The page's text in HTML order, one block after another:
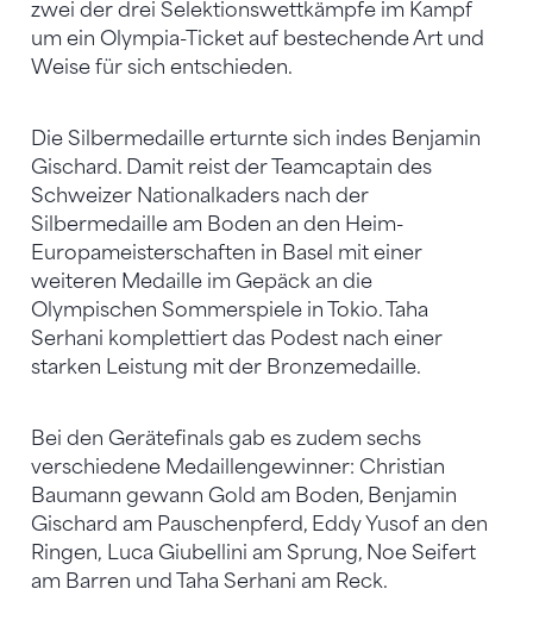
zwei der drei Selektionswettkämpfe im Kampf
um ein Olympia-Ticket auf bestechende Art und
Weise für sich entschieden.
Die Silbermedaille erturnte sich indes Benjamin
Gischard. Damit reist der Teamcaptain des
Schweizer Nationalkaders nach der
Silbermedaille am Boden an den Heim-
Europameisterschaften in Basel mit einer
weiteren Medaille im Gepäck an die
Olympischen Sommerspiele in Tokio. Taha
Serhani komplettiert das Podest nach einer
starken Leistung mit der Bronzemedaille.
Bei den Gerätefinals gab es zudem sechs
verschiedene Medaillengewinner: Christian
Baumann gewann Gold am Boden, Benjamin
Gischard am Pauschenpferd, Eddy Yusof an den
Ringen, Luca Giubellini am Sprung, Noe Seifert
am Barren und Taha Serhani am Reck.